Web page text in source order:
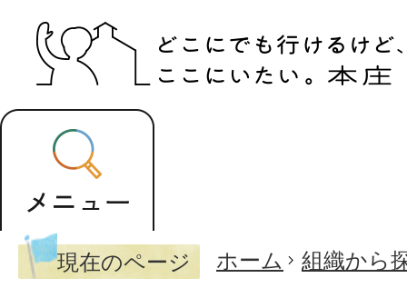
現在のページ ホーム 組織から